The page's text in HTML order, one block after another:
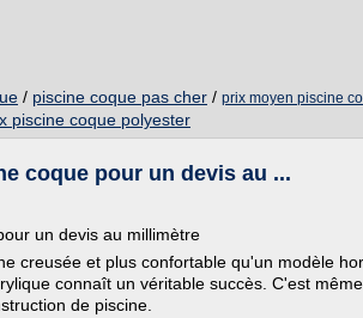
/ piscine coque pas cher / prix moyen piscine
piscine coque polyester
coque pour un devis au ...
un devis au millimètre
creusée et plus confortable qu'un modèle
connaît un véritable succès. C'est
de piscine.